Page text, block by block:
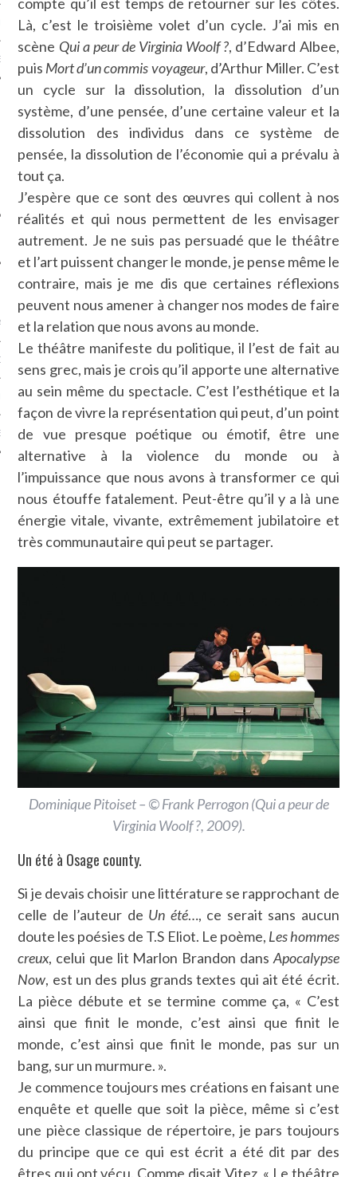
SUIVEZ-NOUS
CARAVELLE
CARAVELLE
PODCAST
Là, c’est le troisième volet d’un cycle. J’ai mis en
scène Qui a peur de Virginia Woolf ?, d’Edward Albee,
puis Mort d’un commis voyageur, d’Arthur Miller. C’est
un cycle sur la dissolution, la dissolution d’un
système, d’une pensée, d’une certaine valeur et la
dissolution des individus dans ce système de
pensée, la dissolution de l’économie qui a prévalu à
tout ça.
J’espère que ce sont des œuvres qui collent à nos
réalités et qui nous permettent de les envisager
autrement. Je ne suis pas persuadé que le théâtre
et l’art puissent changer le monde, je pense même le
contraire, mais je me dis que certaines réflexions
peuvent nous amener à changer nos modes de faire
et la relation que nous avons au monde.
Le théâtre manifeste du politique, il l’est de fait au
sens grec, mais je crois qu’il apporte une alternative
au sein même du spectacle. C’est l’esthétique et la
façon de vivre la représentation qui peut, d’un point
de vue presque poétique ou émotif, être une
alternative à la violence du monde ou à
l’impuissance que nous avons à transformer ce qui
nous étouffe fatalement. Peut-être qu’il y a là une
énergie vitale, vivante, extrêmement jubilatoire et
très communautaire qui peut se partager.
Dominique Pitoiset – © Frank Perrogon (Qui a peur de
Virginia Woolf ?, 2009).
Un été à Osage county.
Si je devais choisir une littérature se rapprochant de
celle de l’auteur de Un été…, ce serait sans aucun
doute les poésies de T.S Eliot. Le poème, Les hommes
creux, celui que lit Marlon Brandon dans Apocalypse
Now, est un des plus grands textes qui ait été écrit.
La pièce débute et se termine comme ça, « C’est
ainsi que finit le monde, c’est ainsi que finit le
monde, c’est ainsi que finit le monde, pas sur un
bang, sur un murmure. ».
Je commence toujours mes créations en faisant une
enquête et quelle que soit la pièce, même si c’est
une pièce classique de répertoire, je pars toujours
du principe que ce qui est écrit a été dit par des
êtres qui ont vécu. Comme disait Vitez, « Le théâtre